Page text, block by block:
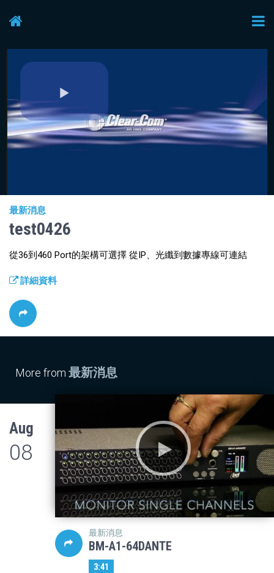
Play
Video
最新消息
test0426
從36到460 Port的架構可選擇 從IP、光纖到數據專線可連結
詳細資料
More from 最新消息
Aug
08
最新消息
BM-A1-64DANTE
3:41